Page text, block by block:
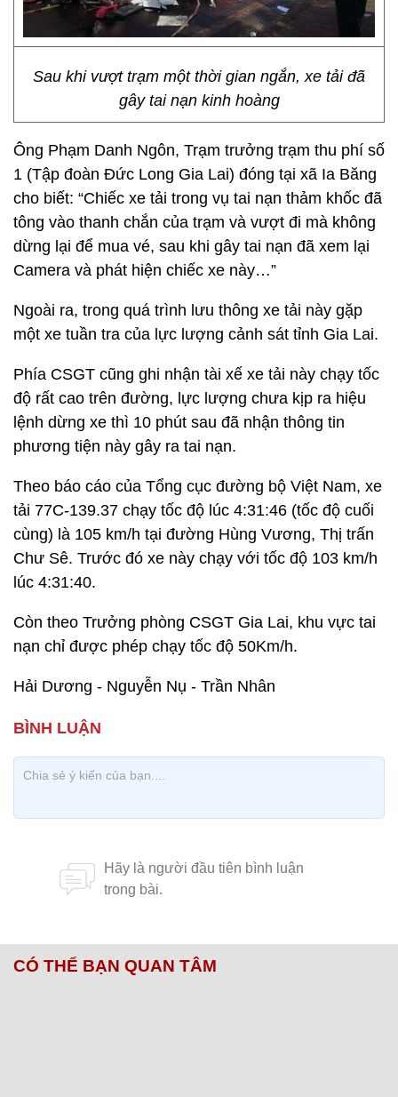
Sau khi vượt trạm một thời gian ngắn, xe tải đã
gây tai nạn kinh hoàng
Ông Phạm Danh Ngôn, Trạm trưởng trạm thu phí số
1 (Tập đoàn Đức Long Gia Lai) đóng tại xã Ia Băng
cho biết: “Chiếc xe tải trong vụ tai nạn thảm khốc đã
tông vào thanh chắn của trạm và vượt đi mà không
dừng lại để mua vé, sau khi gây tai nạn đã xem lại
Camera và phát hiện chiếc xe này…”
Ngoài ra, trong quá trình lưu thông xe tải này gặp
một xe tuần tra của lực lượng cảnh sát tỉnh Gia Lai.
Phía CSGT cũng ghi nhận tài xế xe tải này chạy tốc
độ rất cao trên đường, lực lượng chưa kịp ra hiệu
lệnh dừng xe thì 10 phút sau đã nhận thông tin
phương tiện này gây ra tai nạn.
Theo báo cáo của Tổng cục đường bộ Việt Nam, xe
tải 77C-139.37 chạy tốc độ lúc 4:31:46 (tốc độ cuối
cùng) là 105 km/h tại đường Hùng Vương, Thị trấn
Chư Sê. Trước đó xe này chạy với tốc độ 103 km/h
lúc 4:31:40.
Còn theo Trưởng phòng CSGT Gia Lai, khu vực tai
nạn chỉ được phép chạy tốc độ 50Km/h.
Hải Dương - Nguyễn Nụ - Trần Nhân
CÓ THỂ BẠN QUAN TÂM